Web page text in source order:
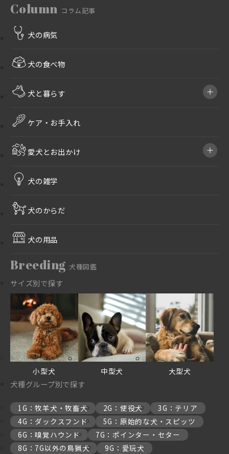
Column コラム記事
犬の病気
犬の食べ物
犬と暮らす
ケア・お手入れ
愛犬とお出かけ
犬の雑学
犬のからだ
犬の用品
Breeding 犬種図鑑
サイズ別で探す
小型犬 中型犬 大型犬
犬種グループ別で探す
1G：牧羊犬・牧畜犬 2G：使役犬
3G：テリア
4G：ダックスフンド
5G：原始的な犬・スピッツ
6G：嗅覚ハウンド
7G：ポインター・セター
8G：7G以外の鳥猟犬
9G：愛玩犬